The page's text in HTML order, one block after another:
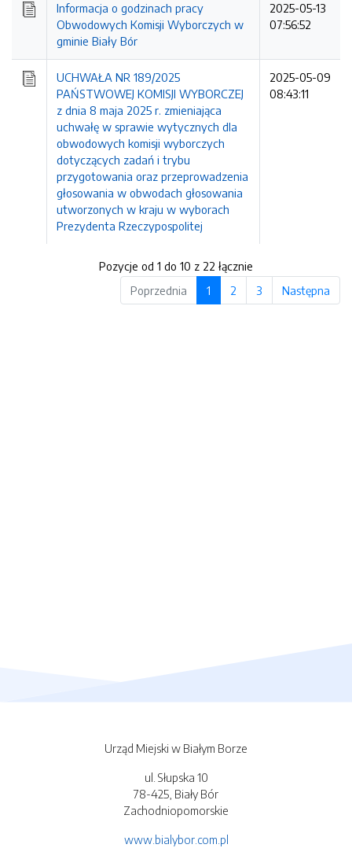
Informacja o godzinach pracy
Obwodowych Komisji Wyborczych w
gminie Biały Bór
2025-05-13
07:56:52
UCHWAŁA NR 189/2025
PAŃSTWOWEJ KOMISJI WYBORCZEJ
z dnia 8 maja 2025 r. zmieniająca
uchwałę w sprawie wytycznych dla
obwodowych komisji wyborczych
dotyczących zadań i trybu
przygotowania oraz przeprowadzenia
głosowania w obwodach głosowania
utworzonych w kraju w wyborach
Prezydenta Rzeczypospolitej
2025-05-09
08:43:11
Pozycje od 1 do 10 z 22 łącznie
Poprzednia
1 2 3 Następna
Urząd Miejski w Białym Borze
ul. Słupska 10
78-425, Biały Bór
Zachodniopomorskie
www.bialybor.com.pl